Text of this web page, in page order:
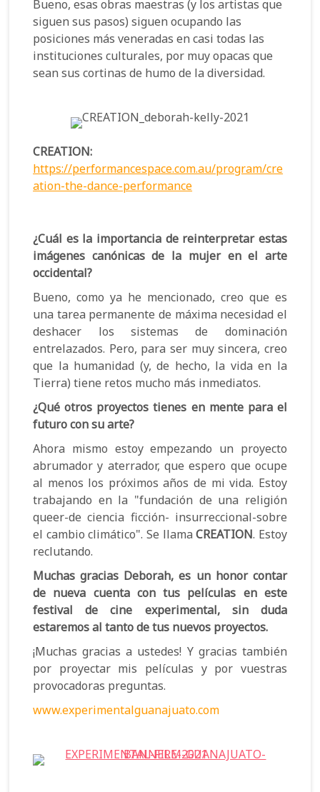
Bueno, esas obras maestras (y los artistas que
siguen sus pasos) siguen ocupando las
posiciones más veneradas en casi todas las
instituciones culturales, por muy opacas que
sean sus cortinas de humo de la diversidad.
CREATION:
https://performancespace.com.au/program/cre
ation-the-dance-performance
¿Cuál es la importancia de reinterpretar estas
imágenes canónicas de la mujer en el arte
occidental?
Bueno, como ya he mencionado, creo que es
una tarea permanente de máxima necesidad el
deshacer los sistemas de dominación
entrelazados. Pero, para ser muy sincera, creo
que la humanidad (y, de hecho, la vida en la
Tierra) tiene retos mucho más inmediatos.
¿Qué otros proyectos tienes en mente para el
futuro con su arte?
Ahora mismo estoy empezando un proyecto
abrumador y aterrador, que espero que ocupe
al menos los próximos años de mi vida. Estoy
trabajando en la "fundación de una religión
queer-de ciencia ficción- insurreccional-sobre
el cambio climático". Se llamaCREATION. Estoy
reclutando.
Muchas gracias Deborah, es un honor contar
de nueva cuenta con tus películas en este
festival de cine experimental, sin duda
estaremos al tanto de tus nuevos proyectos.
¡Muchas gracias a ustedes! Y gracias también
por proyectar mis películas y por vuestras
provocadoras preguntas.
www.experimentalguanajuato.com